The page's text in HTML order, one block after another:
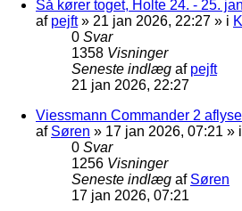
Så kører toget, Holte 24. - 25.
af pejft» 21 jan 2026, 22:27 » i
0 Svar
1358 Visninger
Seneste indlæg af pejft
21 jan 2026, 22:27
Viessmann Commander 2
af Søren » 17 jan 2026, 07:21 » i
0 Svar
1256 Visninger
Seneste indlæg af Søren
17 jan 2026, 07:21